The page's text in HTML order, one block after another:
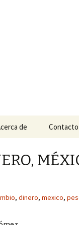
de Contacto
, dinero, mexico,